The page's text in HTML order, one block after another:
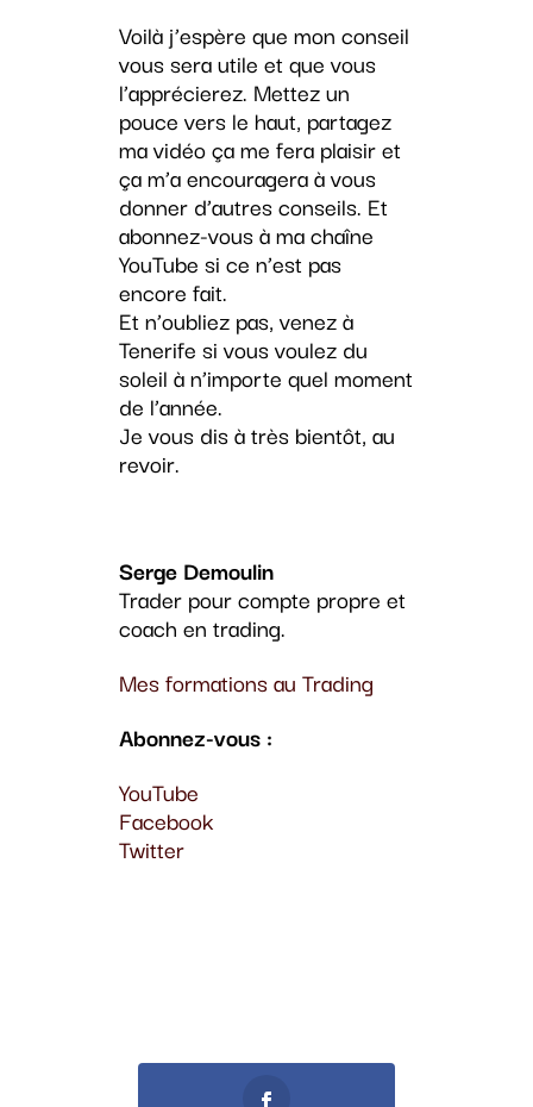
Voilà j’espère que mon conseil
vous sera utile et que vous
l’apprécierez. Mettez un
pouce vers le haut, partagez
ma vidéo ça me fera plaisir et
ça m’a encouragera à vous
donner d’autres conseils. Et
abonnez-vous à ma chaîne
YouTube si ce n’est pas
encore fait.
Et n’oubliez pas, venez à
Tenerife si vous voulez du
soleil à n’importe quel moment
de l’année.
Je vous dis à très bientôt, au
revoir.
Serge Demoulin
Trader pour compte propre et
coach en trading.
Mes formations au Trading
Abonnez-vous :
YouTube
Facebook
Twitter